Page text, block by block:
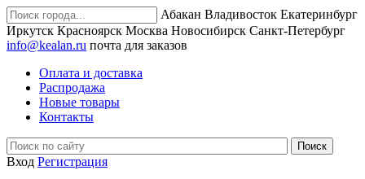
Абакан Владивосток Екатеринбург
Иркутск Красноярск Москва Новосибирск Санкт-Петербург
info@kealan.ru почта для заказов
Оплата и доставка
Распродажа
Новые товары
Контакты
Вход Регистрация